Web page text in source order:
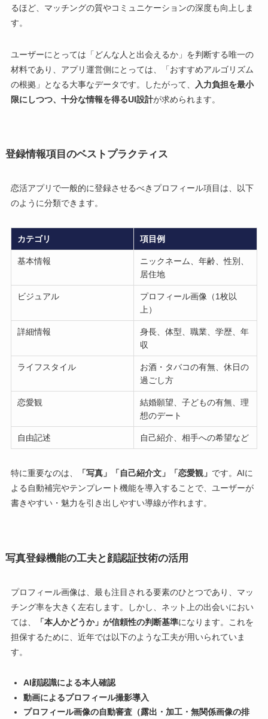
るほど、マッチングの質やコミュニケーションの深度も向上しま
す。
ユーザーにとっては「どんな人と出会えるか」を判断する唯一の
材料であり、アプリ運営側にとっては、「おすすめアルゴリズム
の根拠」となる大事なデータです。したがって、
入力負担を最小
限にしつつ、十分な情報を得るUI設計が求められます。
登録情報項目のベストプラクティス
恋活アプリで一般的に登録させるべきプロフィール項目は、以下
のように分類できます。
カテゴリ 項目例
基本情報
ニックネーム、年齢、性別、
居住地
ビジュアル
プロフィール画像（1枚以
上）
詳細情報
身長、体型、職業、学歴、年
収
ライフスタイル
お酒・タバコの有無、休日の
過ごし方
恋愛観
結婚願望、子どもの有無、理
想のデート
自由記述 自己紹介、相手への希望など
特に重要なのは、 「写真」「自己紹介文」「恋愛観」 です。AIに
よる自動補完やテンプレート機能を導入することで、ユーザーが
書きやすい・魅力を引き出しやすい導線が作れます。
写真登録機能の工夫と顔認証技術の活用
プロフィール画像は、最も注目される要素のひとつであり、マッ
チング率を大きく左右します。しかし、ネット上の出会いにおい
ては、
「本人かどうか」が信頼性の判断基準になります。これを
担保するために、近年では以下のような工夫が用いられていま
す。
AI顔認識による本人確認
動画によるプロフィール撮影導入
プロフィール画像の自動審査（露出・加工・無関係画像の排